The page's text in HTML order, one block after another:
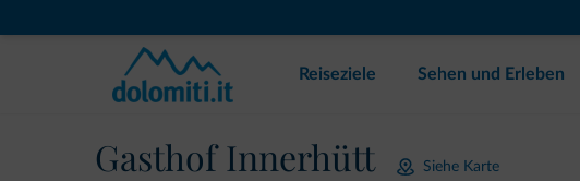
Reiseziele Sehen und Erleben
Gasthof Innerhütt Siehe Karte